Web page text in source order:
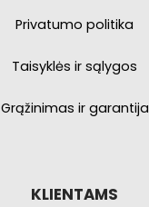
Privatumo politika
Taisyklės ir sąlygos
Grąžinimas ir garantija
KLIENTAMS